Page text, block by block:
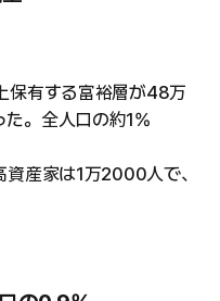
保有する富裕層が48万
。全人口の約1%
産家は1万2000人で、